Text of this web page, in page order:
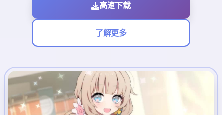
高速下载
了解更多